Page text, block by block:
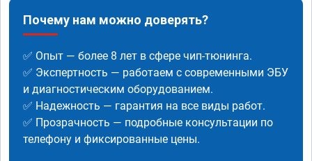
Почему нам можно доверять?
✅ Опыт — более 8 лет в сфере чип-тюнинга.
✅ Экспертность — работаем с современными ЭБУ
и диагностическим оборудованием.
✅ Надежность — гарантия на все виды работ.
✅ Прозрачность — подробные консультации по
телефону и фиксированные цены.